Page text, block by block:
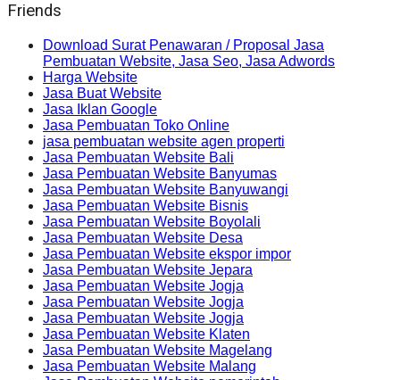
Friends
Download Surat Penawaran / Proposal Jasa
Pembuatan Website, Jasa Seo, Jasa Adwords
Harga Website
Jasa Buat Website
Jasa Iklan Google
Jasa Pembuatan Toko Online
jasa pembuatan website agen properti
Jasa Pembuatan Website Bali
Jasa Pembuatan Website Banyumas
Jasa Pembuatan Website Banyuwangi
Jasa Pembuatan Website Bisnis
Jasa Pembuatan Website Boyolali
Jasa Pembuatan Website Desa
Jasa Pembuatan Website ekspor impor
Jasa Pembuatan Website Jepara
Jasa Pembuatan Website Jogja
Jasa Pembuatan Website Jogja
Jasa Pembuatan Website Jogja
Jasa Pembuatan Website Klaten
Jasa Pembuatan Website Magelang
Jasa Pembuatan Website Malang